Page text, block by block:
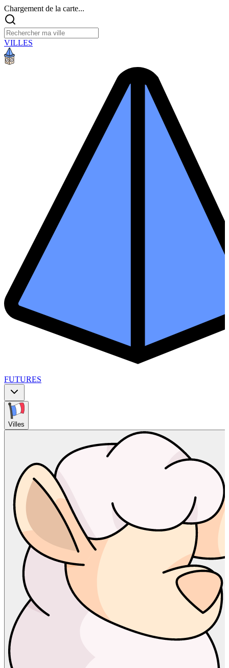
Chargement de la carte...
VILLES
FUTURES
Villes